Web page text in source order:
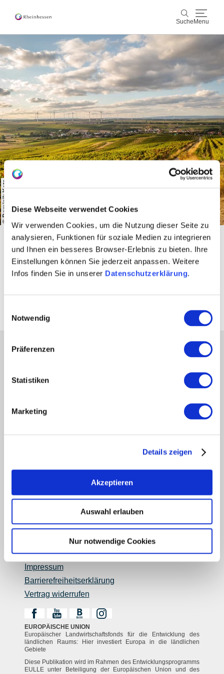
Diese Webseite verwendet Cookies
Wir verwenden Cookies, um die Nutzung dieser Seite zu
analysieren, Funktionen für soziale Medien zu integrieren
und Ihnen ein besseres Browser-Erlebnis zu bieten. Ihre
Einstellungen können Sie jederzeit anpassen. Weitere
Infos finden Sie in unserer Datenschutzerklärung.
Notwendig
Präferenzen
Statistiken
Marketing
Details zeigen
Akzeptieren
Auswahl erlauben
Nur notwendige Cookies
Suche Menu
Wein & Genuss
Aktiv & Natur
Kultur & Städte
Veranstaltungen
Buchung & Service
© Dominik Ketz
Startseite Kultur & Städte Rheinhessische Identität
Einzigartige Architektur in
Partner
Fachhandel
Touristik intern
Newsletter
Regionalentwicklung
Legal Links
Datenschutz
Impressum
Barrierefreiheitserklärung
Vertrag widerrufen
EUROPÄISCHE UNION
Europäischer Landwirtschaftsfonds für die Entwicklung des
ländlichen Raums: Hier investiert Europa in die ländlichen
Gebiete
Diese Publikation wird im Rahmen des Entwicklungsprogramms
EULLE unter Beteiligung der Europäischen Union und des